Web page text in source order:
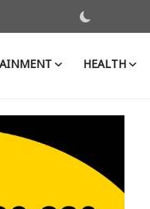
HEALTH